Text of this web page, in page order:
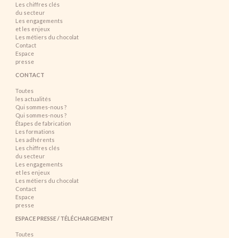
Les chiffres clés
du secteur
Les engagements
et les enjeux
Les métiers du chocolat
Contact
Espace
presse
CONTACT
Toutes
les actualités
Qui sommes-nous ?
Qui sommes-nous ?
Étapes de fabrication
Les formations
Les adhérents
Les chiffres clés
du secteur
Les engagements
et les enjeux
Les métiers du chocolat
Contact
Espace
presse
ESPACE PRESSE / TÉLÉCHARGEMENT
Toutes